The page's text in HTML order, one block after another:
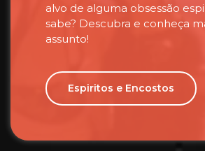
alvo de alguma obsessão
sabe? Descubra e conheça
assunto!
Espiritos e Encostos